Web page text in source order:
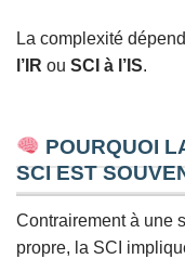
La complexité
l’IR ou SCI à l’IS.
POURQUOI
SCI EST
Contrairement à une
propre, la SCI